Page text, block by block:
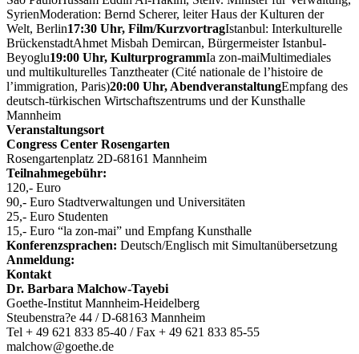
SyrienModeration: Bernd Scherer, leiter Haus der Kulturen der
Welt, Berlin17:30 Uhr, Film/KurzvortragIstanbul: Interkulturelle
BrückenstadtAhmet Misbah Demircan, Bürgermeister Istanbul-
Beyoglu19:00 Uhr, KulturprogrammIa zon-maiMultimediales
und multikulturelles Tanztheater (Cité nationale de l’histoire de
l’immigration, Paris)20:00 Uhr, AbendveranstaltungEmpfang des
deutsch-türkischen Wirtschaftszentrums und der Kunsthalle
Mannheim
Veranstaltungsort
Congress Center Rosengarten
Rosengartenplatz 2D-68161 Mannheim
Teilnahmegebühr:
120,- Euro
90,- Euro Stadtverwaltungen und Universitäten
25,- Euro Studenten
15,- Euro “la zon-mai” und Empfang Kunsthalle
Konferenzsprachen: Deutsch/Englisch mit Simultanübersetzung
Anmeldung:
Kontakt
Dr. Barbara Malchow-Tayebi
Goethe-Institut Mannheim-Heidelberg
Steubenstra?e 44 / D-68163 Mannheim
Tel + 49 621 833 85-40 / Fax + 49 621 833 85-55
malchow@goethe.de